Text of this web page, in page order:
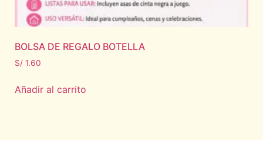
BOLSA DE REGALO BOTELLA
S/ 1.60
Añadir al carrito